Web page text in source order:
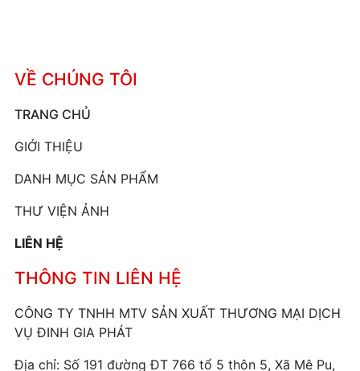
VỀ CHÚNG TÔI
TRANG CHỦ
GIỚI THIỆU
DANH MỤC SẢN PHẨM
THƯ VIỆN ẢNH
LIÊN HỆ
THÔNG TIN LIÊN HỆ
CÔNG TY TNHH MTV SẢN XUẤT THƯƠNG MẠI DỊCH
VỤ ĐINH GIA PHÁT
Địa chỉ: Số 191 đường ĐT 766 tổ 5 thôn 5, Xã Mê Pu,